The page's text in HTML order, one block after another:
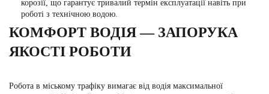
корозії, що гарантує тривалий термін експлуатації навіть при
роботі з технічною водою.
КОМФОРТ ВОДІЯ — ЗАПОРУКА
ЯКОСТІ РОБОТИ
Робота в міському трафіку вимагає від водія максимальної